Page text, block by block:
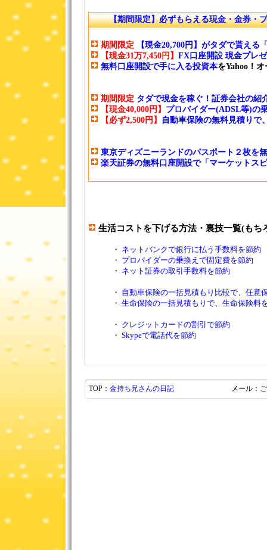
【期間限定】必ずもらえる現金・金券・
期間限定
【現金20,700円】がタダで貰える
【現金31万7,450円】 FX口座開設 現金プレ
無料口座開設で手に入る投資本をYahoo！
期間限定 タダで現金を稼ぐ！証券会社の紹
【現金40,000円】 プロバイダー(ADSL等)の
【必ず2,500円】
自動車保険の無料見積りで
東京ディズニーランドのパスポート２枚を
楽天証券の無料口座開設で「マーケットス
生活コストを下げる方法・裏技一覧(もち
・ ネットバンクで銀行に払う手数料を節約
・ プロバイダーの乗換えで固定費を節約
・ ネット証券の取引手数料を節約
・ 自動車保険の一括見積もり比較で、任意
・ 生命保険の一括見積もりで、生命保険料
・ クレジットカードの割引で節約
・ Skypeで電話代を節約
TOP： 金持ち兄さんの日記 メール：